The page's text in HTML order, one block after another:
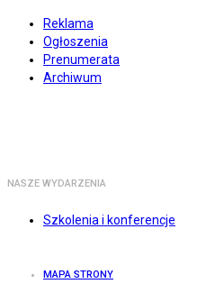
Reklama
Ogłoszenia
Prenumerata
Archiwum
NASZE WYDARZENIA
Szkolenia i konferencje
MAPA STRONY